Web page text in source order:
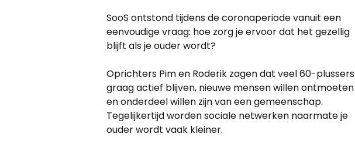
SooS ontstond tijdens de coronaperiode vanuit een
eenvoudige vraag: hoe zorg je ervoor dat het gezellig
blijft als je ouder wordt?
Oprichters Pim en Roderik zagen dat veel 60-plussers
graag actief blijven, nieuwe mensen willen ontmoeten
en onderdeel willen zijn van een gemeenschap.
Tegelijkertijd worden sociale netwerken naarmate je
ouder wordt vaak kleiner.